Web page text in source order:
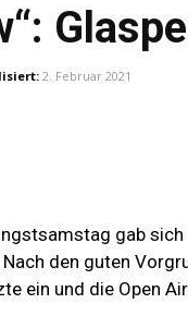
2. Februar 2021
gab
den guten
ein und die Open